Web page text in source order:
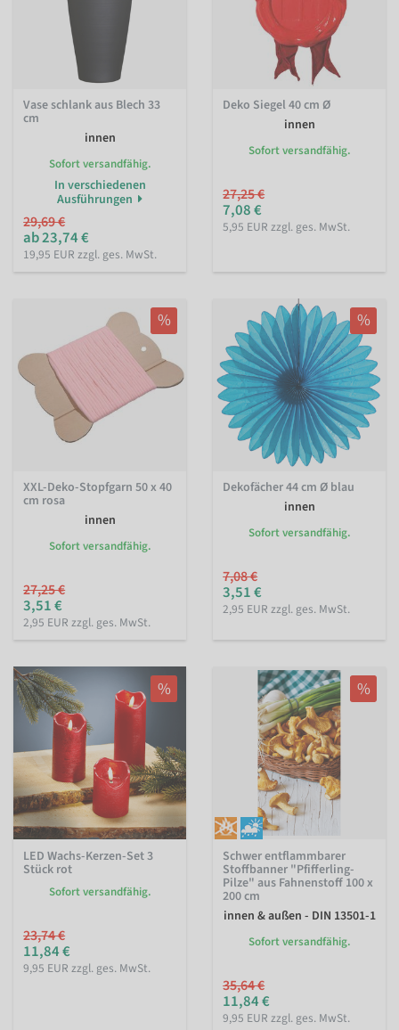
Vase schlank aus Blech 33
cm
innen
Sofort versandfähig.
In verschiedenen
Ausführungen
29,69 €
ab 23,74 €
19,95 EUR zzgl. ges. MwSt.
Deko Siegel 40 cm Ø
innen
Sofort versandfähig.
27,25 €
7,08 €
5,95 EUR zzgl. ges. MwSt.
%
XXL-Deko-Stopfgarn 50 x 40
cm rosa
innen
Sofort versandfähig.
27,25 €
3,51 €
2,95 EUR zzgl. ges. MwSt.
%
Dekofächer 44 cm Ø blau
innen
Sofort versandfähig.
7,08 €
3,51 €
2,95 EUR zzgl. ges. MwSt.
%
LED Wachs-Kerzen-Set 3
Stück rot
Sofort versandfähig.
23,74 €
11,84 €
9,95 EUR zzgl. ges. MwSt.
%
Schwer entflammbarer
Stoffbanner "Pfifferling-
Pilze" aus Fahnenstoff 100 x
200 cm
innen & außen - DIN 13501-1
Sofort versandfähig.
35,64 €
11,84 €
9,95 EUR zzgl. ges. MwSt.